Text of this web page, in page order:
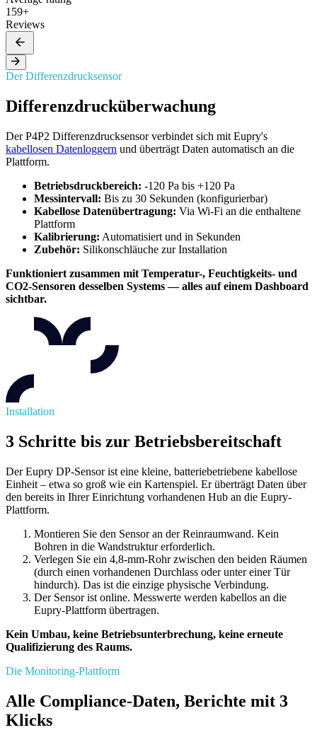
159+
Reviews
Der Differenzdrucksensor
Differenzdrucküberwachung
Der P4P2 Differenzdrucksensor verbindet sich mit Eupry's
kabellosen Datenloggern und überträgt Daten automatisch an die
Plattform.
Betriebsdruckbereich: -120 Pa bis +120 Pa
Messintervall: Bis zu 30 Sekunden (konfigurierbar)
Kabellose Datenübertragung: Via Wi-Fi an die enthaltene
Plattform
Kalibrierung: Automatisiert und in Sekunden
Zubehör: Silikonschläuche zur Installation
Funktioniert zusammen mit Temperatur-, Feuchtigkeits- und
CO2-Sensoren desselben Systems — alles auf einem Dashboard
sichtbar.
Installation
3 Schritte bis zur Betriebsbereitschaft
Der Eupry DP-Sensor ist eine kleine, batteriebetriebene kabellose
Einheit – etwa so groß wie ein Kartenspiel. Er überträgt Daten über
den bereits in Ihrer Einrichtung vorhandenen Hub an die Eupry-
Plattform.
Montieren Sie den Sensor an der Reinraumwand. Kein
Bohren in die Wandstruktur erforderlich.
Verlegen Sie ein 4,8-mm-Rohr zwischen den beiden Räumen
(durch einen vorhandenen Durchlass oder unter einer Tür
hindurch). Das ist die einzige physische Verbindung.
Der Sensor ist online. Messwerte werden kabellos an die
Eupry-Plattform übertragen.
Kein Umbau, keine Betriebsunterbrechung, keine erneute
Qualifizierung des Raums.
Die Monitoring-Plattform
Alle Compliance-Daten, Berichte mit 3
Klicks